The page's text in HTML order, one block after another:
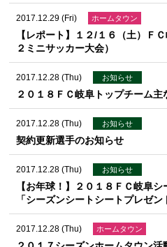
2017.12.29 (Fri) ホームタウン
【レポート】１２/１６（土）Ｆ
２ミニサッカー大会）
2017.12.28 (Thu) お知らせ
２０１８ＦＣ岐阜トップチーム
2017.12.28 (Thu) お知らせ
契約更新選手のお知らせ
2017.12.28 (Thu) お知らせ
【お年球！】２０１８ＦＣ岐阜
「シーズンシートシートプレゼン
2017.12.28 (Thu) ホームタウン